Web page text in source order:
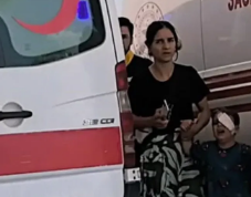
Otomobil
Oyun
Ramazan
Resmi İlanlar